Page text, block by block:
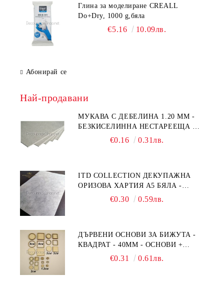
Глина за моделиране CREALL
Do+Dry, 1000 g,бяла
€5.16 10.09лв.
Абонирай се
Най-продавани
МУКАВА С ДЕБЕЛИНА 1.20 MM -
БЕЗКИСЕЛИННА НЕСТАРЕЕЩА А5
- 210 Х 150ММ
€0.16 0.31лв.
ITD COLLECTION ДЕКУПАЖНА
ОРИЗОВА ХАРТИЯ А5 БЯЛА -
€0.30 0.59лв.
ДЪРВЕНИ ОСНОВИ ЗА БИЖУТА -
КВАДРАТ - 40ММ - ОСНОВИ +
€0.31 0.61лв.